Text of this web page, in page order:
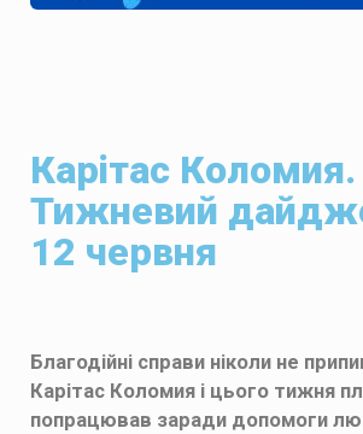
Карітас Коломия.
Тижневий
12 червня
Благодійні справи ніколи не
Карітас Коломия і цього тижня
попрацював заради допомоги